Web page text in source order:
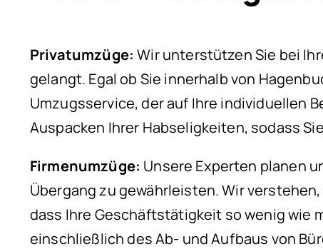
Privatumzüge: Wir unterstützen Sie bei
gelangt. Egal ob Sie innerhalb von
Umzugsservice, der auf Ihre individuellen
Auspacken Ihrer Habseligkeiten, sodass
Firmenumzüge: Unsere Experten planen
Übergang zu gewährleisten. Wir
dass Ihre Geschäftstätigkeit so wenig wie
einschließlich des Ab- und Aufbaus von